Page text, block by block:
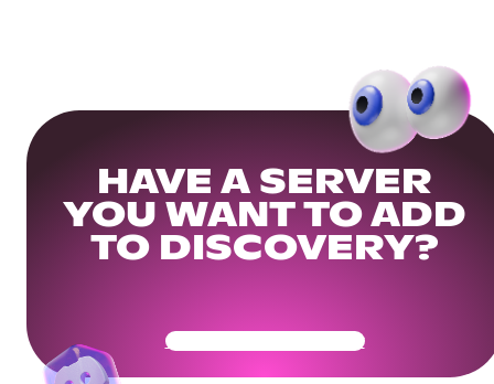
HAVE A SERVER
YOU WANT TO ADD
TO DISCOVERY?
Get Your Community Ready